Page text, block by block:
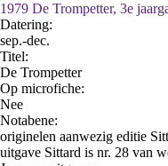
1979 De Trompetter, 3e
Datering:
sep.-dec.
Titel:
De Trompetter
Op microfiche:
Nee
Notabene:
originelen aanwezig editie
uitgave Sittard is nr. 28 van